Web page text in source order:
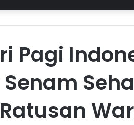
Pagi
Ratusan